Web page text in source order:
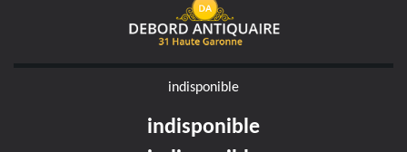
indisponible
indisponible